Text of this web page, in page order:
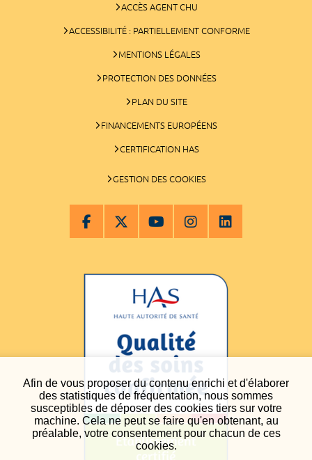
Afin de vous proposer du contenu enrichi et d'élaborer
des statistiques de fréquentation, nous sommes
susceptibles de déposer des cookies tiers sur votre
machine. Cela ne peut se faire qu'en obtenant, au
préalable, votre consentement pour chacun de ces
cookies.
ACCÈS AGENT CHU
ACCESSIBILITÉ : PARTIELLEMENT CONFORME
MENTIONS LÉGALES
PROTECTION DES DONNÉES
PLAN DU SITE
FINANCEMENTS EUROPÉENS
CERTIFICATION HAS
GESTION DES COOKIES